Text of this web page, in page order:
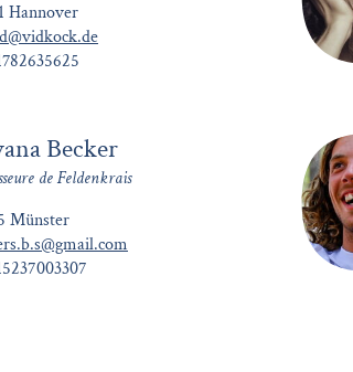
Hannover
Becker
de Feldenkrais
Münster